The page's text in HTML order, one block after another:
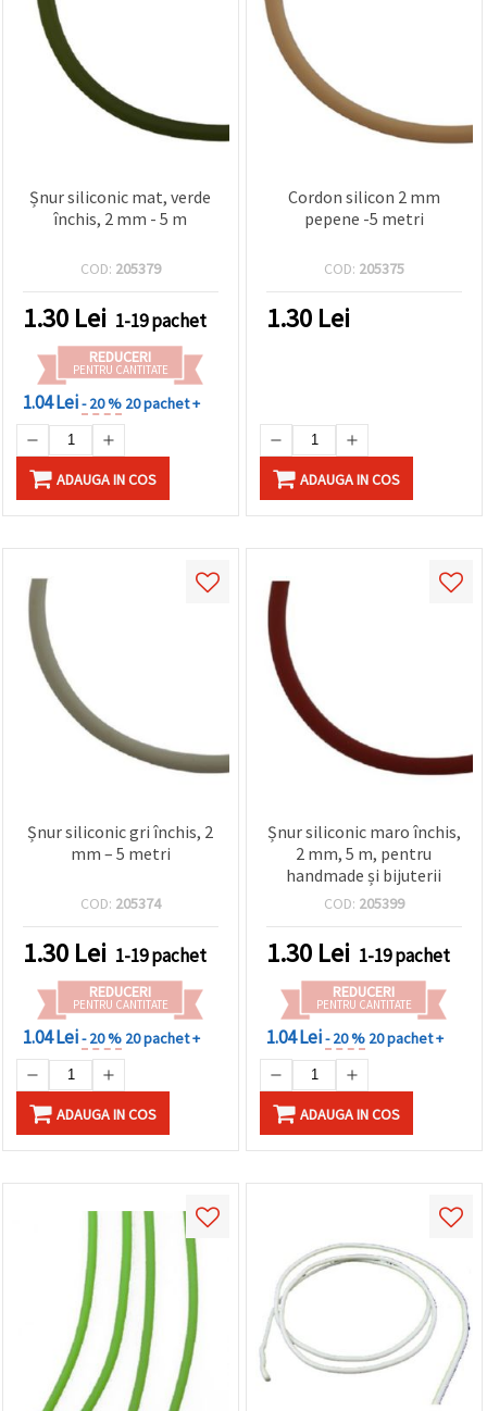
Șnur siliconic mat, verde
închis, 2 mm - 5 m
COD: 205379
1.30 Lei 1-19 pachet
REDUCERI
PENTRU CANTITATE
1.04 Lei- 20 % 20 pachet +
ADAUGA IN COS
Cordon silicon 2 mm
pepene -5 metri
COD: 205375
1.30 Lei
ADAUGA IN COS
Șnur siliconic gri închis, 2
mm – 5 metri
COD: 205374
1.30 Lei 1-19 pachet
REDUCERI
PENTRU CANTITATE
1.04 Lei- 20 % 20 pachet +
ADAUGA IN COS
Șnur siliconic maro închis,
2 mm, 5 m, pentru
handmade și bijuterii
COD: 205399
1.30 Lei 1-19 pachet
REDUCERI
PENTRU CANTITATE
1.04 Lei- 20 % 20 pachet +
ADAUGA IN COS